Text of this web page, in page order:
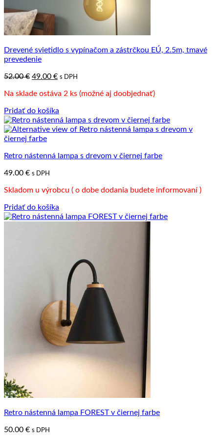
Drevené svietidlo s vypínačom a zástrčkou EÚ, 2.5m, tmavé
prevedenie
52.00€ Pôvodná
bola:
49.00 €Aktuálna
je:
s DPH
Na sklade ostáva 2 ks (možné aj doobjednať)
Pridať do košíka
Retro nástenná lampa s drevom v čiernej farbe
49.00 € s DPH
Skladom u výrobcu ( o dobe dodania budete informovaní )
Pridať do košíka
Retro nástenná lampa FOREST v čiernej farbe
50.00 € s DPH